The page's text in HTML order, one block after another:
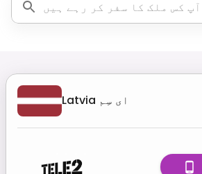
Latvia ای سِم